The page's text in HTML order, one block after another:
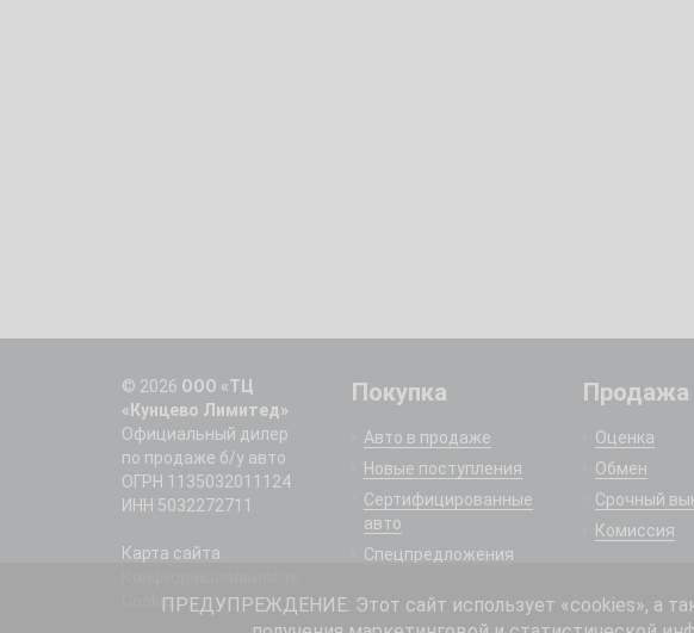
© 2026 ООО «ТЦ
«Кунцево Лимитед»
Официальный дилер
по продаже б/у авто
ОГРН 1135032011124
ИНН 5032272711
Карта сайта
Cookie
Покупка
Авто в продаже
Новые поступления
Сертифицированные
авто
Спецпредложения
Продажа
Оценка
Обмен
Срочный
Комиссия
ПРЕДУПРЕЖДЕНИЕ: Этот сайт использует «cookies», а